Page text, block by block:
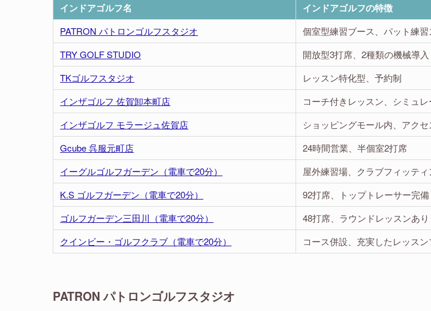
インドアゴルフ名 インドアゴルフの特徴
PATRON パトロンゴルフスタジオ
個室型練習ブース、パット練
TRY GOLF STUDIO
開放型3打席、2種類の機械導入
TKゴルフスタジオ
レッスン特化型、予約制
インザゴルフ 佐賀卸本町店
コーチ付きレッスン、シミュ
インザゴルフ モラージュ佐賀店
ショッピングモール内、アク
Gcube 呉服元町店
24時間営業、半個室2打席
イーグルゴルフガーデン（電車で20分）
屋外練習場、クラブフィッテ
K.S ゴルフガーデン（電車で20分）
92打席、トップトレーサー完備
ゴルフガーデン三田川（電車で20分）
48打席、ラウンドレッスンあり
クインビー・ゴルフクラブ（電車で20分）
コース併設、充実したレッス
PATRON パトロンゴルフスタジオ